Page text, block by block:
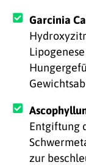
Garcinia
Entgiftung
zur